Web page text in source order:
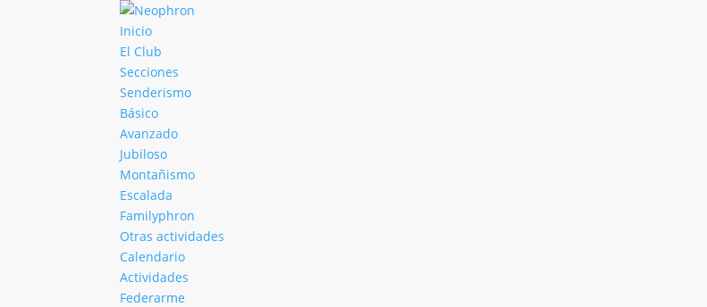
Inicio
El Club
Secciones
Senderismo
Básico
Avanzado
Jubiloso
Montañismo
Escalada
Familyphron
Otras actividades
Calendario
Actividades
Federarme